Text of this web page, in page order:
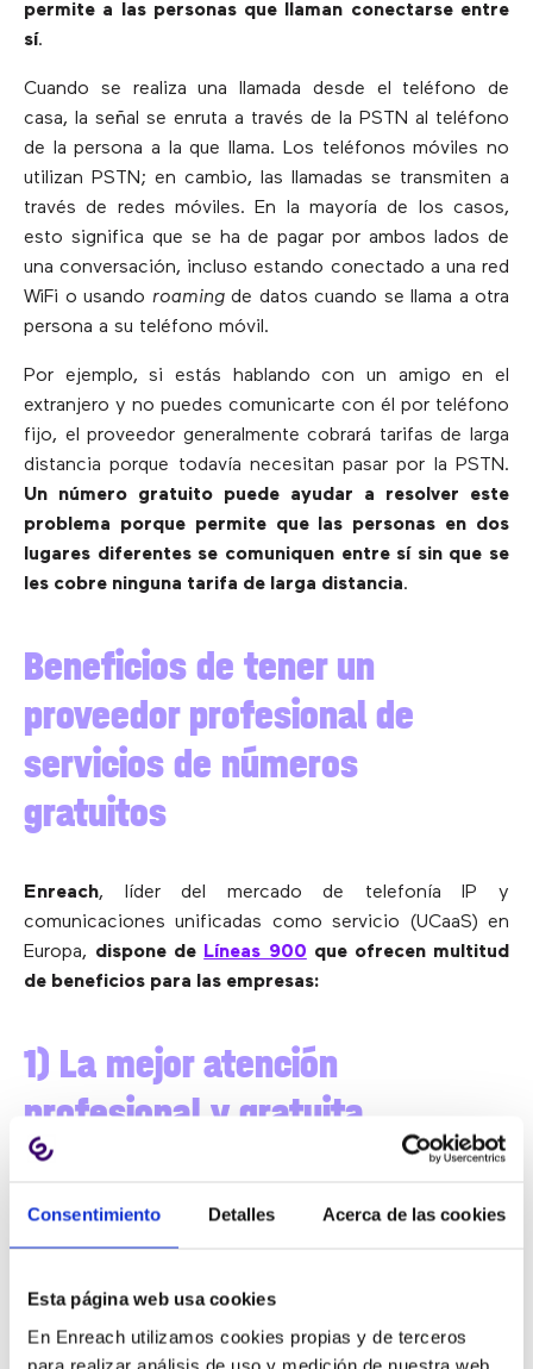
Consentimiento Detalles Acerca de las cookies
Esta página web usa cookies
En Enreach utilizamos cookies propias y de terceros
para realizar análisis de uso y medición de nuestra web.
permite a las personas que llaman conectarse entre
sí.
Cuando se realiza una llamada desde el teléfono de
casa, la señal se enruta a través de la PSTN al teléfono
de la persona a la que llama. Los teléfonos móviles no
utilizan PSTN; en cambio, las llamadas se transmiten a
través de redes móviles. En la mayoría de los casos,
esto significa que se ha de pagar por ambos lados de
una conversación, incluso estando conectado a una red
WiFi o usando roamingde datos cuando se llama a otra
persona a su teléfono móvil.
Por ejemplo, si estás hablando con un amigo en el
extranjero y no puedes comunicarte con él por teléfono
fijo, el proveedor generalmente cobrará tarifas de larga
distancia porque todavía necesitan pasar por la PSTN.
Un número gratuito puede ayudar a resolver este
problema porque permite que las personas en dos
lugares diferentes se comuniquen entre sí sin que se
les cobre ninguna tarifa de larga distancia.
Beneficios de tener un
proveedor profesional de
servicios de números
gratuitos
Enreach, líder del mercado de telefonía IP y
comunicaciones unificadas como servicio (UCaaS) en
Europa, dispone de Líneas 900 que ofrecen multitud
de beneficios para las empresas:
1) La mejor atención
profesional y gratuita
fáciles de recordar, con la capacidad para atender un
gran volumen de llamadas entrantes. Selecciona el
a tu marca.